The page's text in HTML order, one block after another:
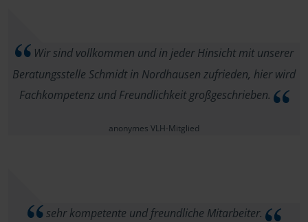
Wir sind vollkommen und in jeder Hinsicht mit unserer
Beratungsstelle Schmidt in Nordhausen zufrieden, hier wird
Fachkompetenz und Freundlichkeit großgeschrieben.
anonymes VLH-Mitglied
sehr kompetente und freundliche Mitarbeiter.